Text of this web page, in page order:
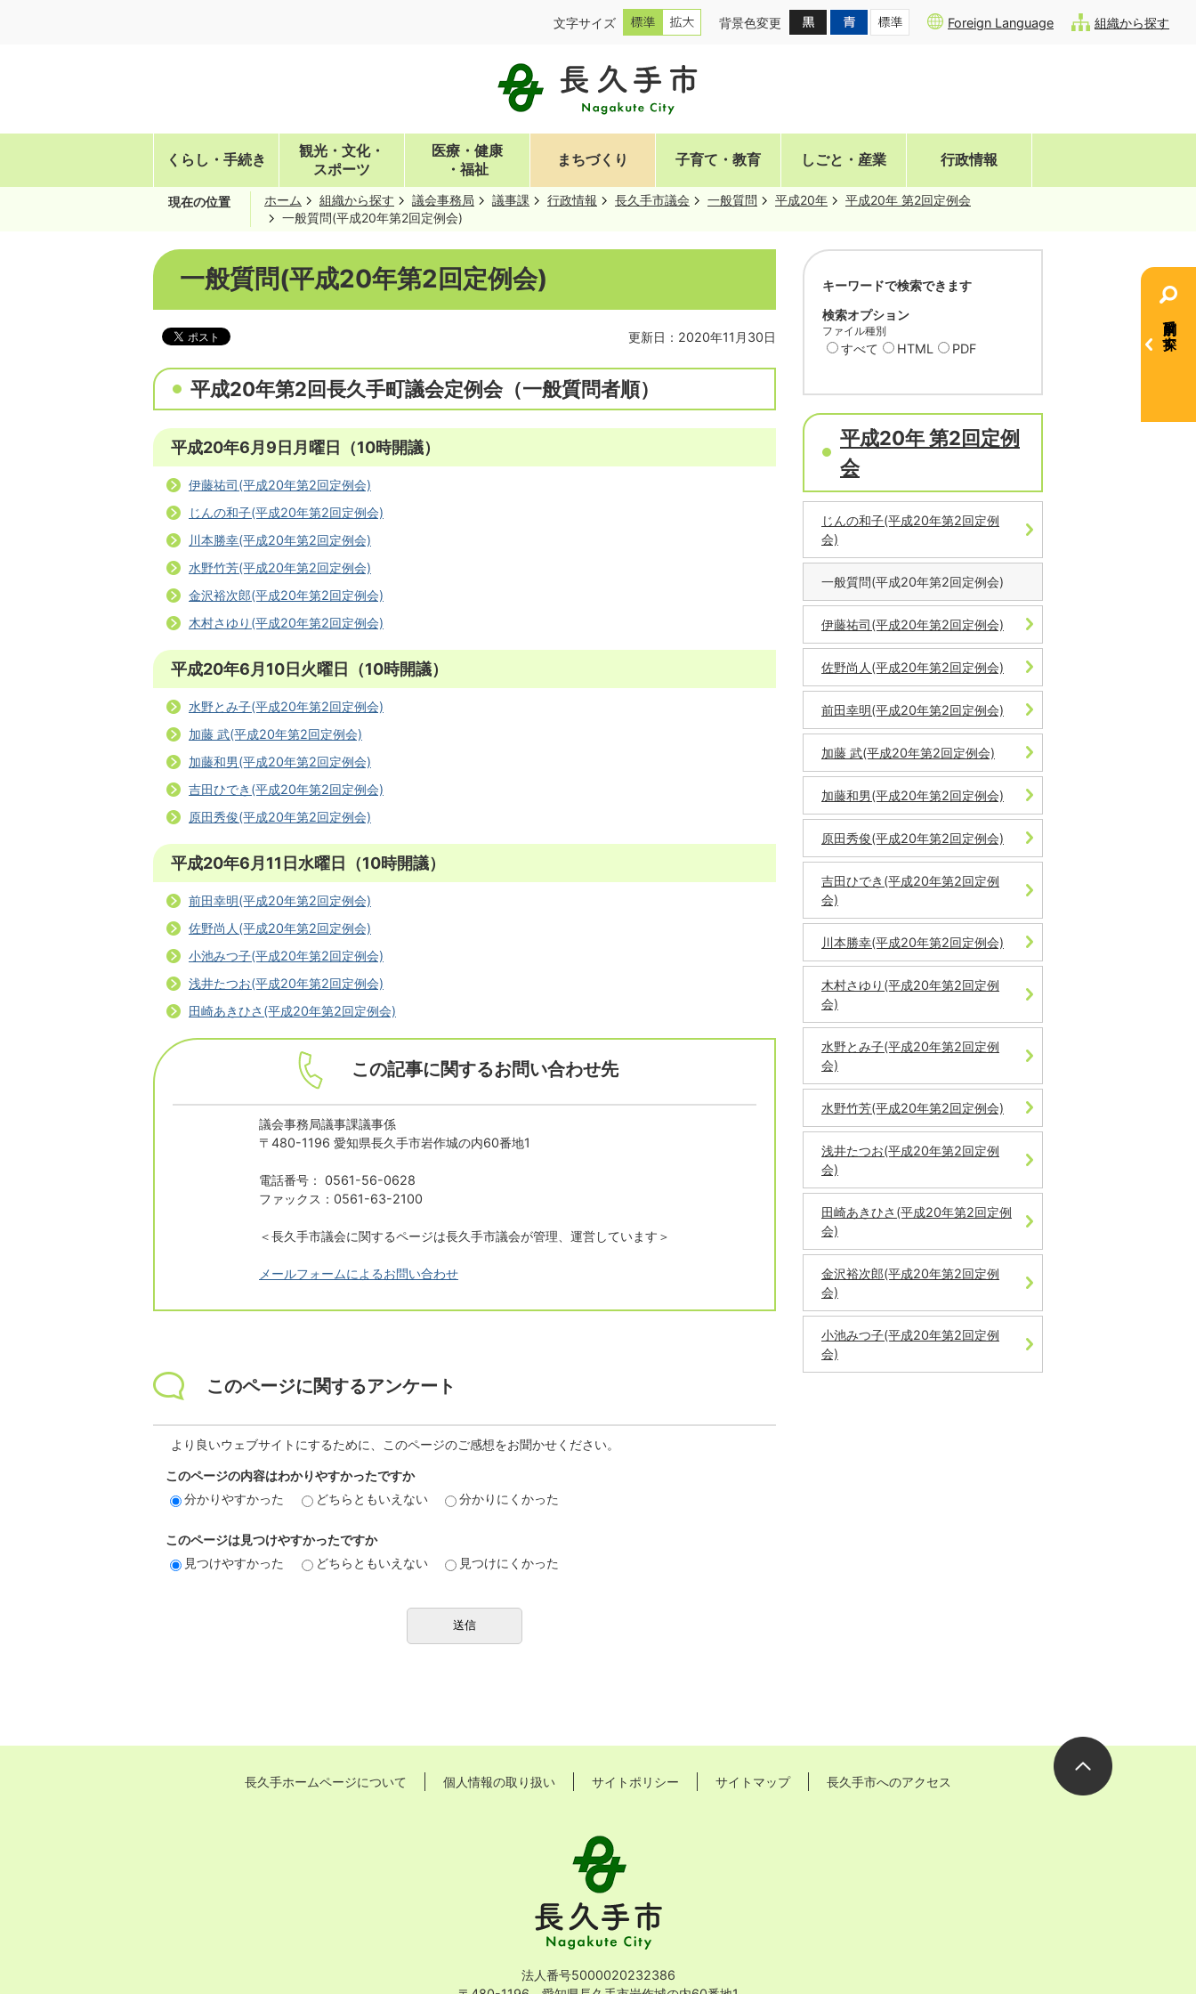
文字サイズ 背景色変更 Foreign Language 組織から探す
くらし・手続き
観光・文化・
スポーツ
医療・健康
・福祉
まちづくり 子育て・教育 しごと・産業 行政情報
目的別で探す
現在の位置 ホーム 組織から探す 議会事務局 議事課 行政情報 長久手市議会 一般質問 平成20年
平成20年 第2回定例会
一般質問(平成20年第2回定例会)
一般質問(平成20年第2回定例会)
更新日：2020年11月30日
平成20年第2回長久手町議会定例会（一般質問者順）
平成20年6月9日月曜日（10時開議）
伊藤祐司(平成20年第2回定例会)
じんの和子(平成20年第2回定例会)
川本勝幸(平成20年第2回定例会)
水野竹芳(平成20年第2回定例会)
金沢裕次郎(平成20年第2回定例会)
木村さゆり(平成20年第2回定例会)
平成20年6月10日火曜日（10時開議）
水野とみ子(平成20年第2回定例会)
加藤 武(平成20年第2回定例会)
加藤和男(平成20年第2回定例会)
吉田ひでき(平成20年第2回定例会)
原田秀俊(平成20年第2回定例会)
平成20年6月11日水曜日（10時開議）
前田幸明(平成20年第2回定例会)
佐野尚人(平成20年第2回定例会)
小池みつ子(平成20年第2回定例会)
浅井たつお(平成20年第2回定例会)
田崎あきひさ(平成20年第2回定例会)
この記事に関するお問い合わせ先
議会事務局議事課議事係
〒480-1196 愛知県長久手市岩作城の内60番地1
電話番号： 0561-56-0628
ファックス：0561-63-2100
＜長久手市議会に関するページは長久手市議会が管理、運営しています＞
メールフォームによるお問い合わせ
このページに関するアンケート
より良いウェブサイトにするために、このページのご感想をお聞かせください。
このページの内容はわかりやすかったですか
分かりやすかった
どちらともいえない 分かりにくかった
このページは見つけやすかったですか
見つけやすかった
どちらともいえない 見つけにくかった
キーワードで検索できます
検索オプション
ファイル種別
すべて HTML PDF
平成20年 第2回定例
会
じんの和子(平成20年第2回定例
会)
一般質問(平成20年第2回定例会)
伊藤祐司(平成20年第2回定例会)
佐野尚人(平成20年第2回定例会)
前田幸明(平成20年第2回定例会)
加藤 武(平成20年第2回定例会)
加藤和男(平成20年第2回定例会)
原田秀俊(平成20年第2回定例会)
吉田ひでき(平成20年第2回定例
会)
川本勝幸(平成20年第2回定例会)
木村さゆり(平成20年第2回定例
会)
水野とみ子(平成20年第2回定例
会)
水野竹芳(平成20年第2回定例会)
浅井たつお(平成20年第2回定例
会)
田崎あきひさ(平成20年第2回定例
会)
金沢裕次郎(平成20年第2回定例
会)
小池みつ子(平成20年第2回定例
会)
長久手ホームページについて 個人情報の取り扱い サイトポリシー サイトマップ 長久手市へのアクセス
Nagakute
City
法人番号5000020232386